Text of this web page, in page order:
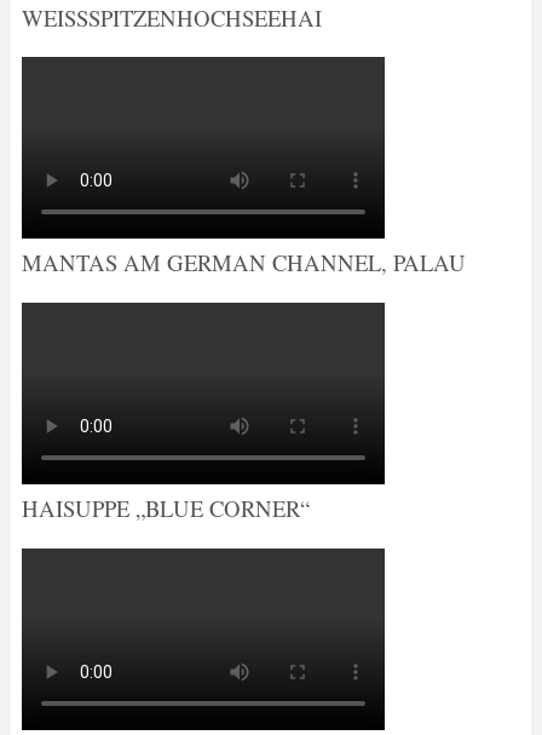
WEISSSPITZENHOCHSEEHAI
MANTAS AM GERMAN CHANNEL, PALAU
HAISUPPE „BLUE CORNER“